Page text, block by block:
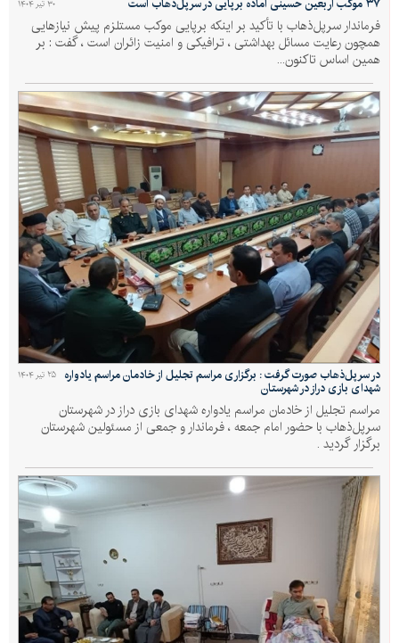
۳۰ تیر ۱۴۰۴ ۳۷ موکب اربعین حسینی آماده برپایی در سرپل‌ذهاب است
فرماندار سرپل‌ذهاب با تأکید بر اینکه برپایی موکب مستلزم پیش نیازهایی
همچون رعایت مسائل بهداشتی ، ترافیکی و امنیت زائران است ، گفت : بر
همین اساس تاکنون...
۲۵ تیر ۱۴۰۴ در سرپل‌ذهاب صورت گرفت : برگزاری مراسم تجلیل از خادمان مراسم یادواره
شهدای بازی دراز در شهرستان
مراسم تجلیل از خادمان مراسم یادواره شهدای بازی دراز در شهرستان
سرپل‌ذهاب با حضور امام جمعه ، فرماندار و جمعی از مسئولین شهرستان
برگزار گردید .